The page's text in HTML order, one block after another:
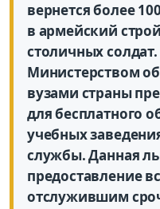
вернется более
в армейский
столичных
Министерством
вузами страны
для бесплатного
учебных
службы. Данная
предоставление
отслужившим